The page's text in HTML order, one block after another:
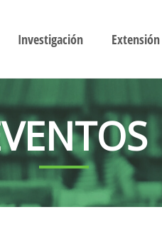
Investigación Extensión